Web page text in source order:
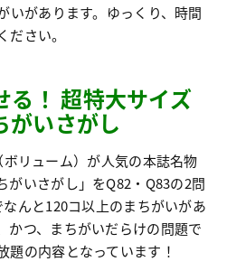
いがあります。ゆっくり、時間
さい。
る！ 超特大サイズ
がいさがし
リューム）が人気の本誌名物
がいさがし」をQ82・Q83の2問
んと120コ以上のまちがいがあ
かつ、まちがいだらけの問題で
題の内容となっています！